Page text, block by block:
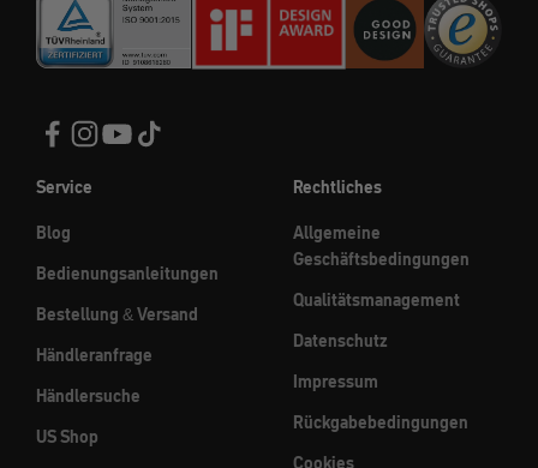
Service
Blog
Bedienungsanleitungen
Bestellung & Versand
Händleranfrage
Händlersuche
US Shop
Rechtliches
Allgemeine
Geschäftsbedingungen
Qualitätsmanagement
Datenschutz
Impressum
Rückgabebedingungen